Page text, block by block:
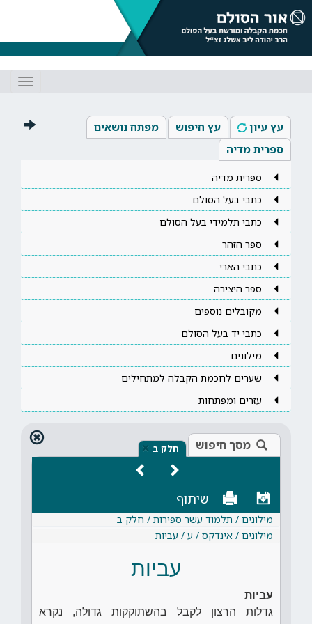
עץ עיון עץ חיפוש
מפתח נושאים
ספרית מדיה
ספרית מדיה
כתבי בעל הסולם
כתבי תלמידי בעל הסולם
ספר הזהר
כתבי הארי
ספר היצירה
מקובלים נוספים
כתבי יד בעל הסולם
מילונים
שערים לחכמת הקבלה למתחילים
עזרים ומפתחות
מסך חיפוש חלק ב ×
שיתוף
מילונים / תלמוד עשר ספירות / חלק ב
מילונים / אינדקס / ע / עביות
עביות
עביות
גדלות הרצון לקבל בהשתוקקות גדולה, נקרא